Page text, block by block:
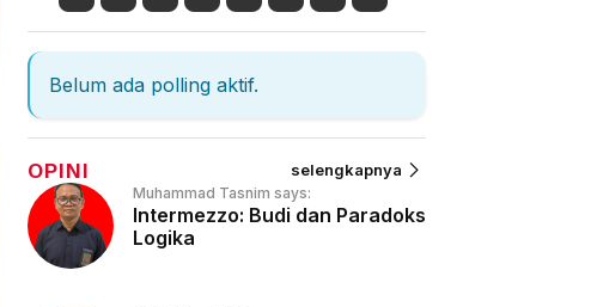
Belum ada polling aktif.
OPINI selengkapnya
Muhammad Tasnim says:
Intermezzo: Budi dan Paradoks
Logika